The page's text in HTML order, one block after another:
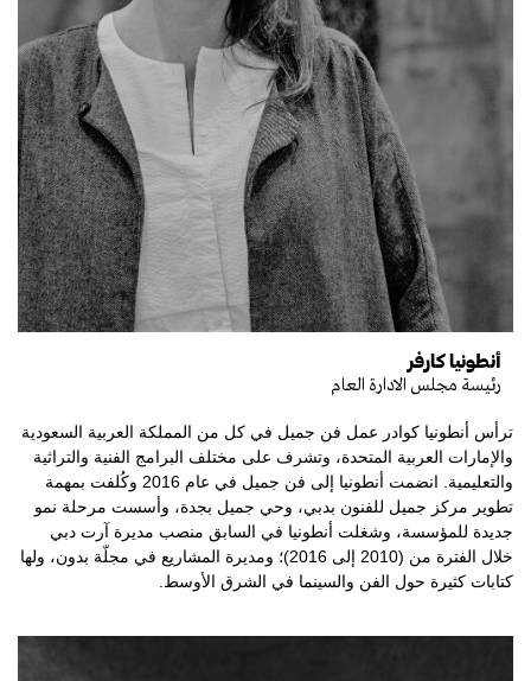
أنطونيا كارفر
رئيسة مجلس الادارة العام
ترأس أنطونيا كوادر عمل فن جميل في كل من المملكة العربية السعودية
والإمارات العربية المتحدة، وتشرف على مختلف البرامج الفنية والتراثية
والتعليمية. انضمت أنطونيا إلى فن جميل في عام 2016 وكُلفت بمهمة
تطوير مركز جميل للفنون بدبي، وحي جميل بجدة، وأسست مرحلة نمو
جديدة للمؤسسة، وشغلت أنطونيا في السابق منصب مديرة آرت دبي
خلال الفترة من (2010 إلى 2016)؛ ومديرة المشاريع في مجلّة بدون، ولها
كتابات كثيرة حول الفن والسينما في الشرق الأوسط.